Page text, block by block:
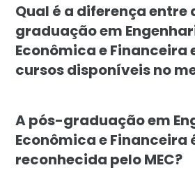
Qual é a diferença entre
graduação em
Econômica e Financeira
cursos disponíveis no
A pós-graduação em
Econômica e Financeira
reconhecida pelo MEC?